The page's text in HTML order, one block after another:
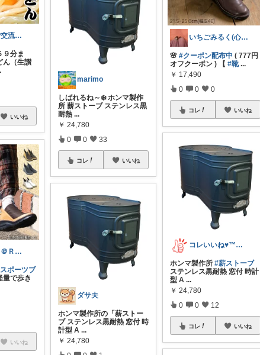
ユッチ🍀ご交流感謝です🍀
９分ま
ん（生讃
いいね
じゅんぴぃ＠ＲＯＯＭ
ポーツブ
で歩き
いいね
marimo
しばれるね～❄️ ホンマ製作
所 薪ストーブ ステンレス黒
耐熱...
￥ 24,780
0 0 33
コレ いいね
ダサ夫
ホンマ製作所の「薪ストー
ブ ステンレス黒耐熱 窓付 時
計型 A ...
￥ 24,780
いちごみるく(心の病気治療中 )
🌸#クーポン配布中 ( 777円
オフクーポン ) 【#靴 ...
￥ 17,490
0 0 0
コレ いいね
コレいいね♥️™▶コレクションも見てね！
ホンマ製作所#薪ストーブ
ステンレス黒耐熱 窓付 時計
型 A ...
￥ 24,780
0 0 12
コレ いいね